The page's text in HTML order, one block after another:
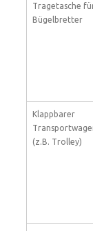
Tragetasche
Bügelbretter
Klappbarer
(z.B. Trolley)